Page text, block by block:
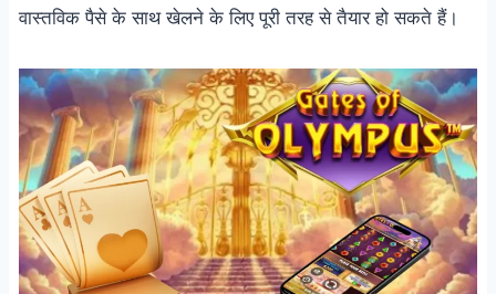
वास्तविक पैसे के साथ खेलने के लिए पूरी तरह से तैयार हो सकते हैं।